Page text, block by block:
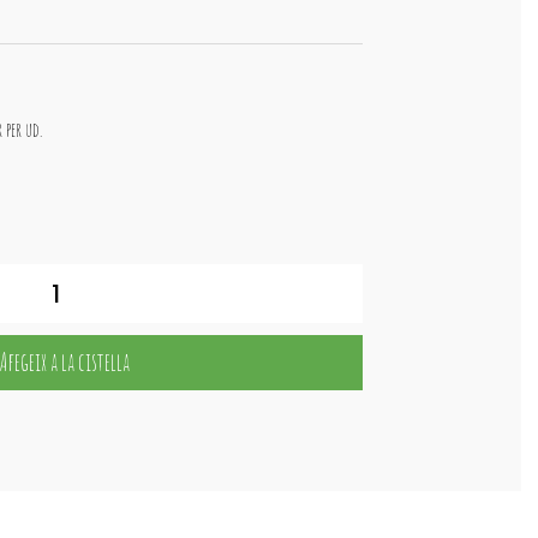
per ud.
Afegeix a la cistella